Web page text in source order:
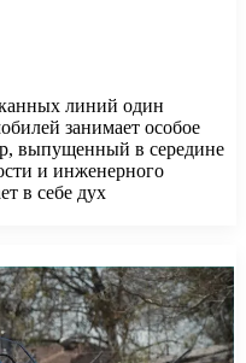
линий один
занимает особое
выпущенный в середине
и инженерного
в себе дух